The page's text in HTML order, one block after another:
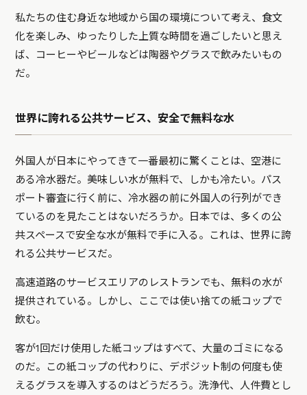
私たちの住む身近な地域から国の環境について考え、食文
化を楽しみ、ゆったりした上質な時間を過ごしたいと思え
ば、コーヒーやビールなどは陶器やグラスで飲みたいもの
だ。
世界に誇れる公共サービス、安全で無料な水
外国人が日本にやってきて一番最初に驚くことは、空港に
ある冷水器だ。美味しい水が無料で、しかも冷たい。パス
ポート審査に行く前に、冷水器の前に外国人の行列ができ
ているのを見たことはないだろうか。日本では、多くの公
共スペースで安全な水が無料で手に入る。これは、世界に誇
れる公共サービスだ。
高速道路のサービスエリアのレストランでも、無料の水が
提供されている。しかし、ここでは使い捨ての紙コップで
飲む。
客が1回だけ使用した紙コップはすべて、大量のゴミになる
のだ。この紙コップの代わりに、デポジット制の何度も使
えるグラスを導入するのはどうだろう。洗浄代、人件費とし